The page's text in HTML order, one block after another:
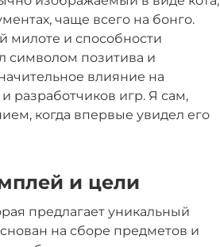
чаще всего на бонго.
милоте и способности
символом позитива и
влияние на
разработчиков игр. Я сам,
когда впервые увидел его
и цели
предлагает уникальный
на сборе предметов и